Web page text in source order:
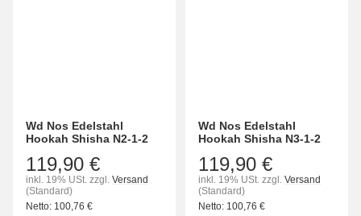
Wd Nos Edelstahl
Hookah Shisha N2-1-2
119,90 €
inkl. 19% USt. zzgl. Versand
(Standard)
Netto: 100,76 €
Wd Nos Edelstahl
Hookah Shisha N3-1-2
119,90 €
inkl. 19% USt. zzgl. Versand
(Standard)
Netto: 100,76 €